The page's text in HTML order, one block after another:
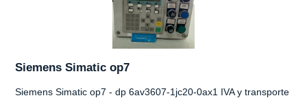
Siemens Simatic op7
Siemens Simatic op7 - dp 6av3607-1jc20-0ax1 IVA y transporte